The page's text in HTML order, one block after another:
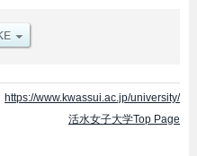
https://www.kwassui.ac.jp/university/
活水女子大学Top Page